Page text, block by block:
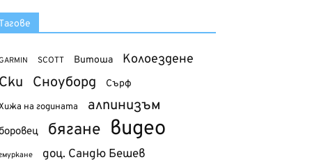
SCOTT Витоша Колоездене
Сноуборд Сърф
на годината алпинизъм
бягане видео
доц. Сандю Бешев